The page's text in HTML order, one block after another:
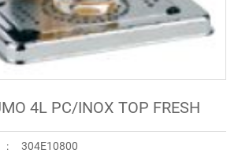
4L PC/INOX TOP FRESH
304E10800